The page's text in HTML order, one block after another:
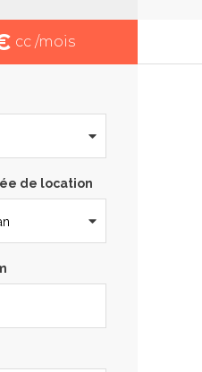
cc /mois
de location